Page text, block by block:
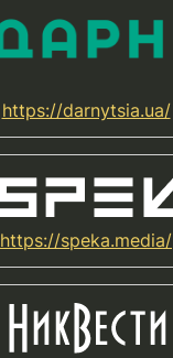
https://darnytsia.ua/
https://speka.media/